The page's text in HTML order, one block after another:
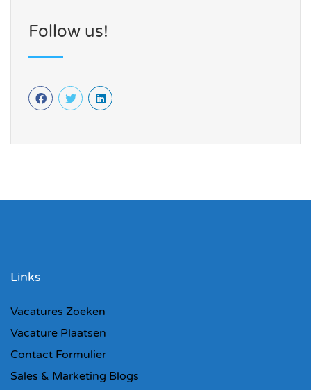
Follow us!
Links
Vacatures Zoeken
Vacature Plaatsen
Contact Formulier
Sales & Marketing Blogs